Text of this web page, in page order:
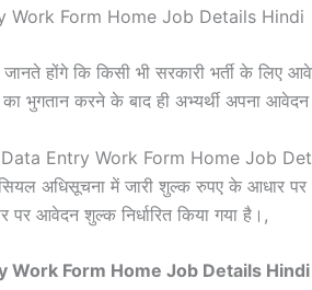
Work Form Home Job Details Hindi
होंगे कि किसी भी सरकारी भर्ती के लिए
भुगतान करने के बाद ही अभ्यर्थी अपना
Entry Work Form Home Job
अधिसूचना में जारी शुल्क रुपए के आधार
आवेदन शुल्क निर्धारित किया गया है।,
Form Home Job Details Hindi